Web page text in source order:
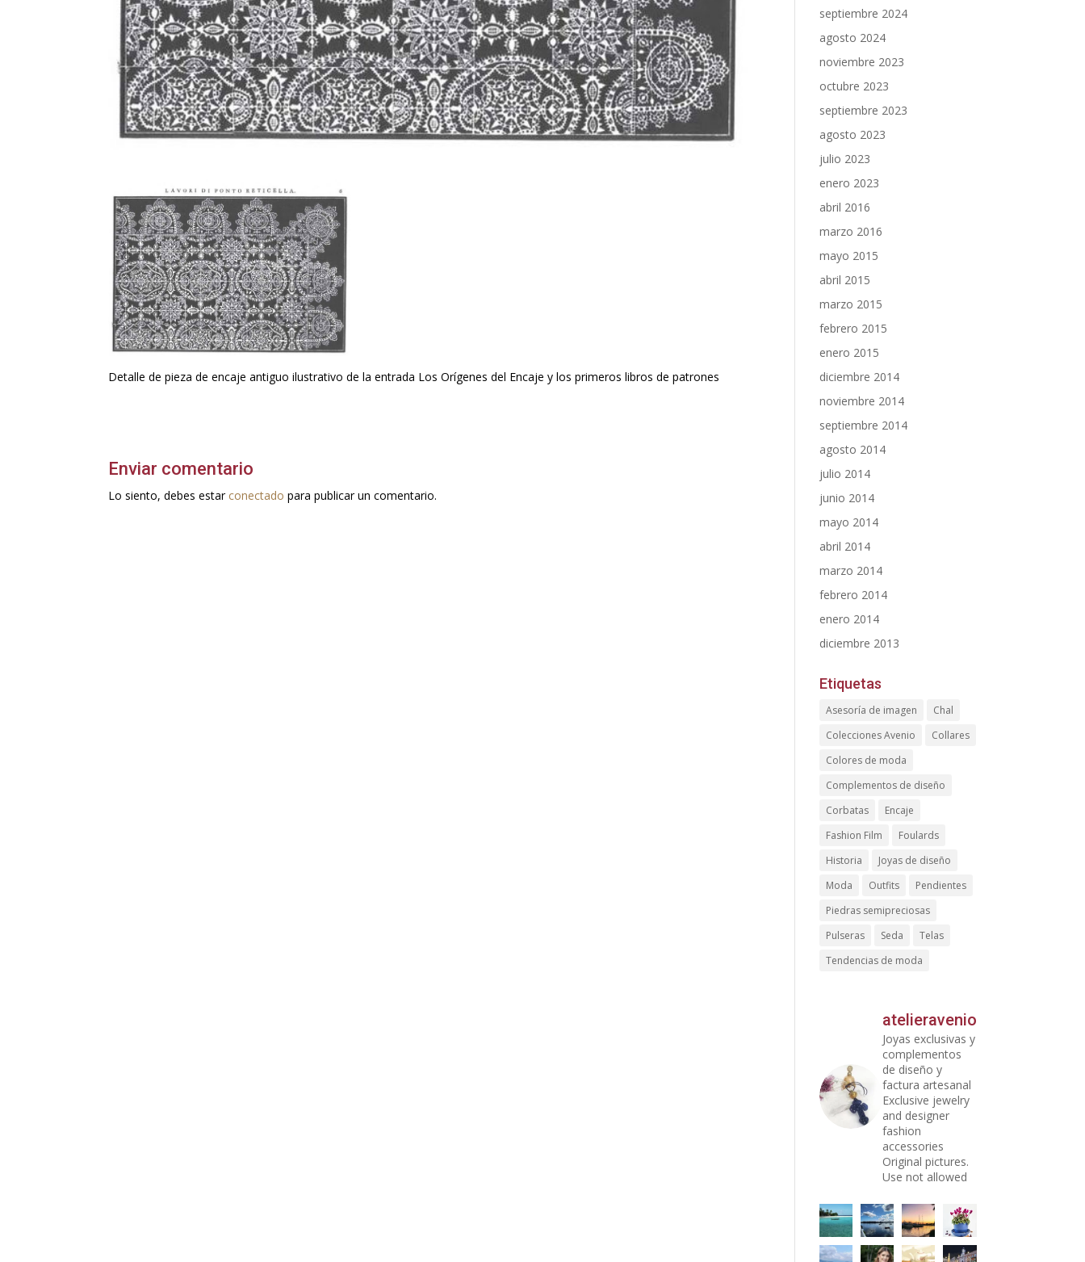
Detalle de pieza de encaje antiguo ilustrativo de la entrada Los Orígenes del Encaje y los primeros libros de patrones
Enviar comentario
Lo siento, debes estar conectado para publicar un comentario.
septiembre 2024
agosto 2024
noviembre 2023
octubre 2023
septiembre 2023
agosto 2023
julio 2023
enero 2023
abril 2016
marzo 2016
mayo 2015
abril 2015
marzo 2015
febrero 2015
enero 2015
diciembre 2014
noviembre 2014
septiembre 2014
agosto 2014
julio 2014
junio 2014
mayo 2014
abril 2014
marzo 2014
febrero 2014
enero 2014
diciembre 2013
Etiquetas
Asesoría de imagen
Chal
Colecciones Avenio
Collares
Colores de moda
Complementos de diseño
Corbatas
Encaje
Fashion Film
Foulards
Historia
Joyas de diseño
Moda
Outfits
Pendientes
Piedras semipreciosas
Pulseras
Seda
Telas
Tendencias de moda
atelieravenio
Joyas exclusivas y
complementos
de diseño y
factura artesanal
Exclusive jewelry
and designer
fashion
accessories
Original pictures.
Use not allowed